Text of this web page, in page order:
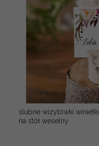
ślubne wizytówki winietki
na stół weselny